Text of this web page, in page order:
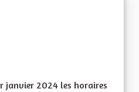
janvier 2024 les horaires